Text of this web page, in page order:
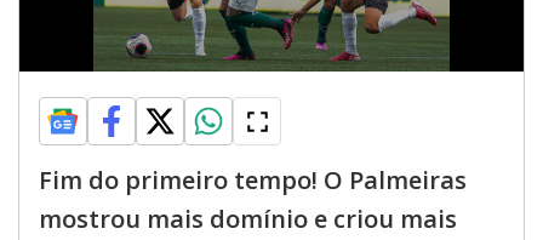
Fim do primeiro tempo! O Palmeiras
mostrou mais domínio e criou mais